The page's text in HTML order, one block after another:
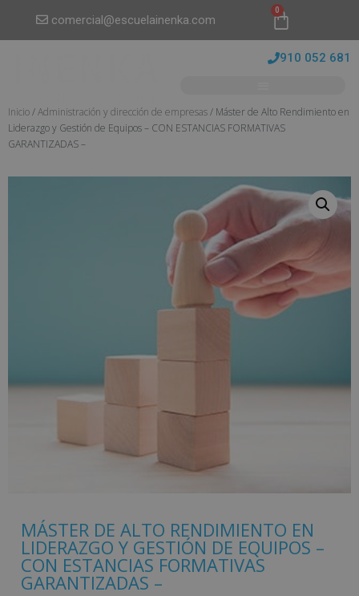
comercial@escuelainenka.com
0
910 052 681
Inicio/Administración y dirección de empresas/ Máster de Alto Rendimiento en
Liderazgo y Gestión de Equipos – CON ESTANCIAS FORMATIVAS
GARANTIZADAS –
MÁSTER DE ALTO RENDIMIENTO EN
LIDERAZGO Y GESTIÓN DE EQUIPOS –
CON ESTANCIAS FORMATIVAS
GARANTIZADAS –